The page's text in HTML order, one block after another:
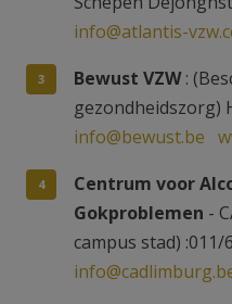
info@atlantis-
Bewust VZW:
gezondheidszorg)
info@bewust.be
Centrum voor
Gokproblemen -
campus stad) :011/